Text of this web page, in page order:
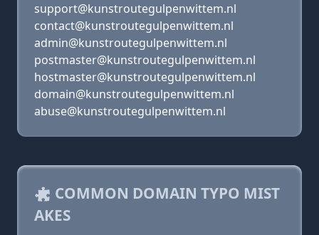
support@kunstroutegulpenwittem.nl
contact@kunstroutegulpenwittem.nl
admin@kunstroutegulpenwittem.nl
postmaster@kunstroutegulpenwittem.nl
hostmaster@kunstroutegulpenwittem.nl
domain@kunstroutegulpenwittem.nl
abuse@kunstroutegulpenwittem.nl
COMMON DOMAIN TYPO MIST
AKES